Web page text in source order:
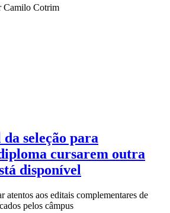
Camilo Cotrim
seleção para
cursarem outra
disponível
atentos aos editais complementares de
pelos câmpus